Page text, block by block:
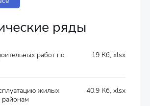
ряды
работ по
19 Кб, xlsx
жилых
40.9 Кб, xlsx